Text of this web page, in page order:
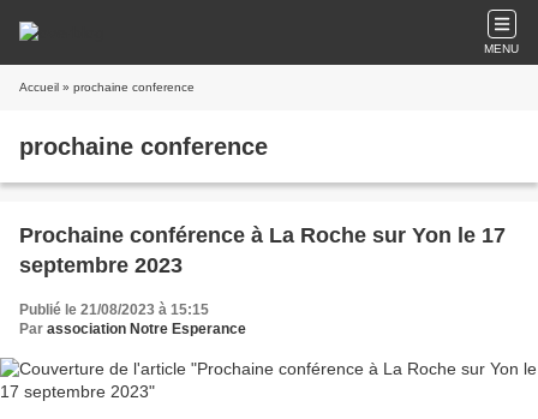
MENU
Accueil » prochaine conference
prochaine conference
Prochaine conférence à La Roche sur Yon le 17
septembre 2023
Publié le 21/08/2023 à 15:15
Par association Notre Esperance